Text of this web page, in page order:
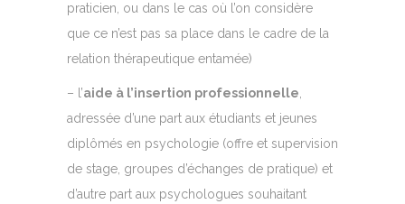
praticien, ou dans le cas où l’on considère
que ce n’est pas sa place dans le cadre de la
relation thérapeutique entamée)
– l’aide à l’insertion professionnelle,
adressée d’une part aux étudiants et jeunes
diplômés en psychologie (offre et supervision
de stage, groupes d’échanges de pratique) et
d’autre part aux psychologues souhaitant